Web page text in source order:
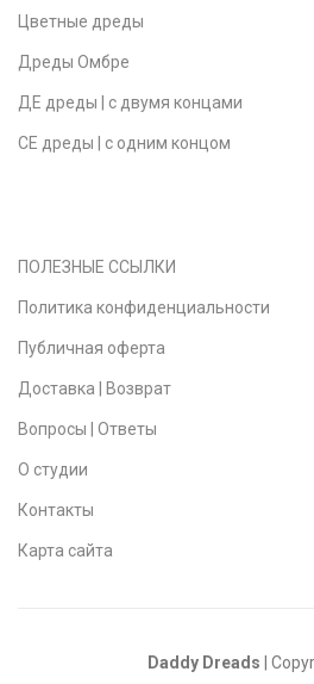
Цветные дреды
Дреды Омбре
ДЕ дреды | с двумя концами
СЕ дреды | с одним концом
ПОЛЕЗНЫЕ ССЫЛКИ
Политика конфиденциальности
Публичная оферта
Доставка | Возврат
Вопросы | Ответы
О студии
Контакты
Карта сайта
Daddy Dreads |